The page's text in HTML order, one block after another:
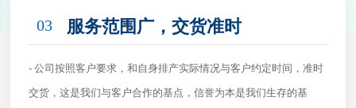
03 服务范围广，交货准时
- 公司按照客户要求，和自身排产实际情况与客户约定时间，准时
交货，这是我们与客户合作的基点，信誉为本是我们生存的基